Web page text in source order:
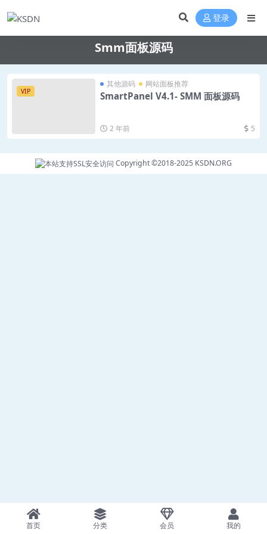
登录
Smm面板源码
VIP
其他源码 网站面板推荐
SmartPanel V4.1- SMM 面板源码
2 年前 5
Copyright ©2018-2025 KSDN.ORG
首页 分类 会员 我的